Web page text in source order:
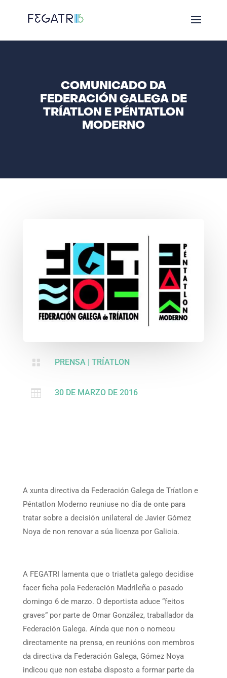
COMUNICADO DA
FEDERACIÓN GALEGA DE
TRÍATLON E PÉNTATLON
MODERNO
 PRENSA | TRÍATLON
 30 DE MARZO DE 2016
A xunta directiva da Federación Galega de Tríatlon e
Péntatlon Moderno reuniuse no día de onte para
tratar sobre a decisión unilateral de Javier Gómez
Noya de non renovar a súa licenza por Galicia.
A FEGATRI lamenta que o triatleta galego decidise
facer ficha pola Federación Madrileña o pasado
domingo 6 de marzo. O deportista aduce “feitos
graves” por parte de Omar González, traballador da
Federación Galega. Aínda que non o nomeou
directamente na prensa, en reunións con membros
da directiva da Federación Galega, Gómez Noya
indicou que non estaba disposto a formar parte da